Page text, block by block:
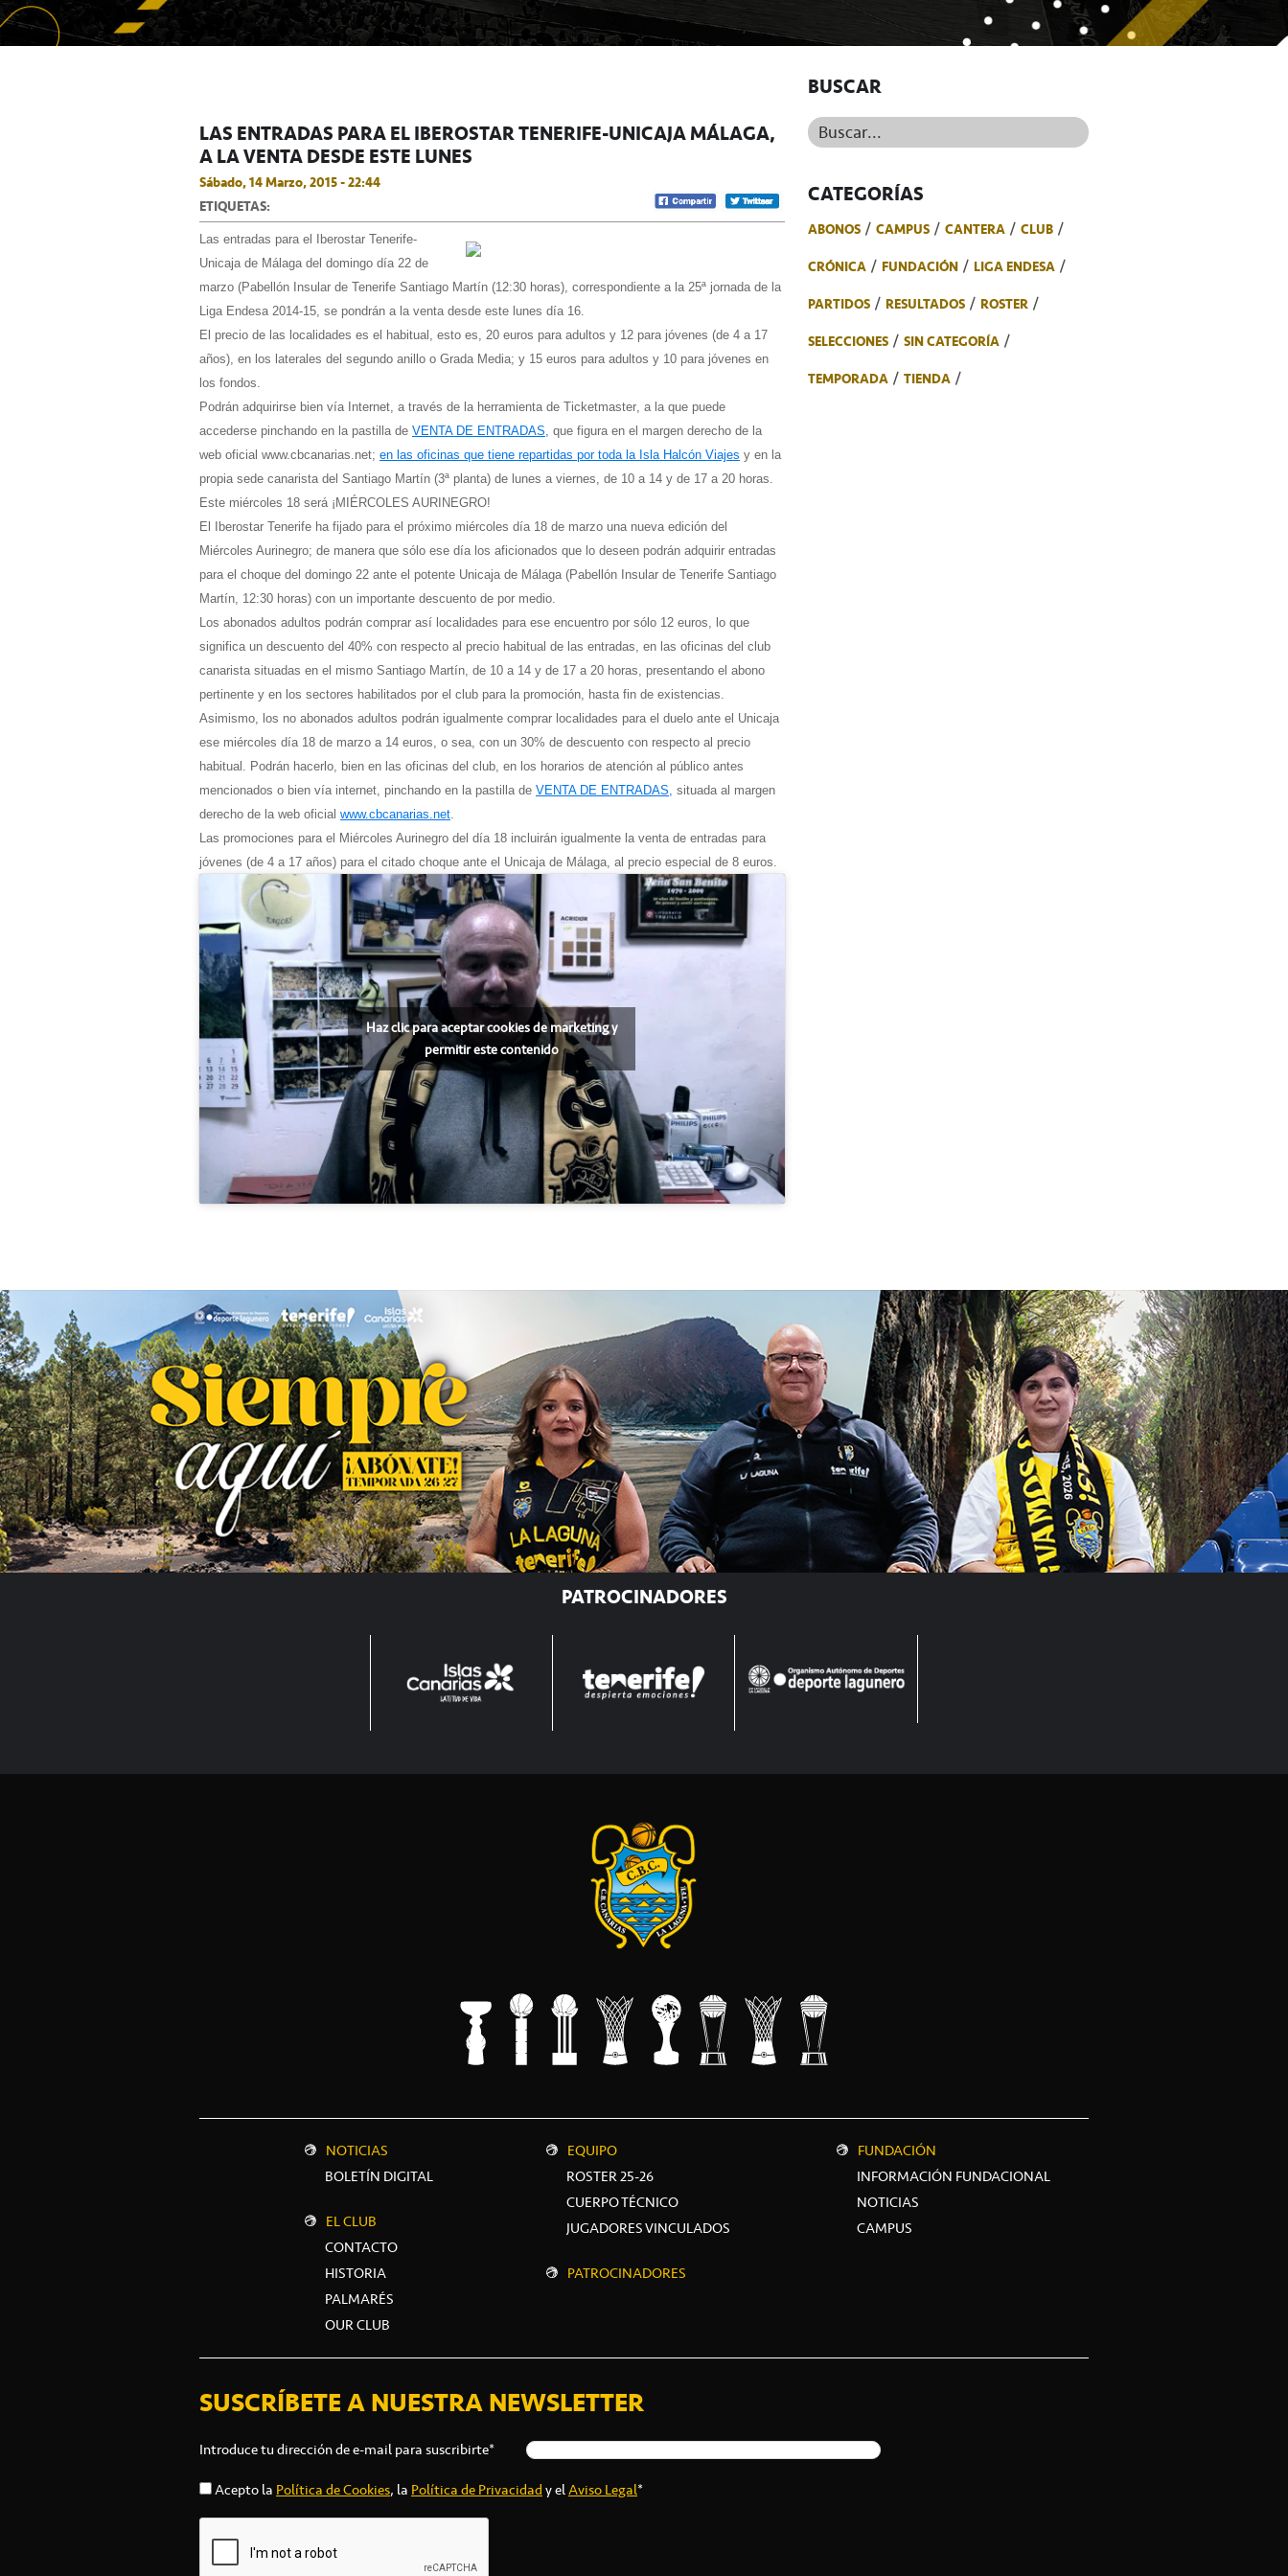
LAS ENTRADAS PARA EL IBEROSTAR TENERIFE-UNICAJA MÁLAGA,
A LA VENTA DESDE ESTE LUNES
Sábado, 14 Marzo, 2015 - 22:44
ETIQUETAS:
Las entradas para el Iberostar Tenerife-
Unicaja de Málaga del domingo día 22 de
marzo (Pabellón Insular de Tenerife Santiago Martín (12:30 horas), correspondiente a la 25ª jornada de la
Liga Endesa 2014-15, se pondrán a la venta desde este lunes día 16.
El precio de las localidades es el habitual, esto es, 20 euros para adultos y 12 para jóvenes (de 4 a 17
años), en los laterales del segundo anillo o Grada Media; y 15 euros para adultos y 10 para jóvenes en
los fondos.
Podrán adquirirse bien vía Internet, a través de la herramienta de Ticketmaster, a la que puede
accederse pinchando en la pastilla de VENTA DE ENTRADAS, que figura en el margen derecho de la
web oficial www.cbcanarias.net; en las oficinas que tiene repartidas por toda la Isla Halcón Viajes y en la
propia sede canarista del Santiago Martín (3ª planta) de lunes a viernes, de 10 a 14 y de 17 a 20 horas.
Este miércoles 18 será ¡MIÉRCOLES AURINEGRO!
El Iberostar Tenerife ha fijado para el próximo miércoles día 18 de marzo una nueva edición del
Miércoles Aurinegro; de manera que sólo ese día los aficionados que lo deseen podrán adquirir entradas
para el choque del domingo 22 ante el potente Unicaja de Málaga (Pabellón Insular de Tenerife Santiago
Martín, 12:30 horas) con un importante descuento de por medio.
Los abonados adultos podrán comprar así localidades para ese encuentro por sólo 12 euros, lo que
significa un descuento del 40% con respecto al precio habitual de las entradas, en las oficinas del club
canarista situadas en el mismo Santiago Martín, de 10 a 14 y de 17 a 20 horas, presentando el abono
pertinente y en los sectores habilitados por el club para la promoción, hasta fin de existencias.
Asimismo, los no abonados adultos podrán igualmente comprar localidades para el duelo ante el Unicaja
ese miércoles día 18 de marzo a 14 euros, o sea, con un 30% de descuento con respecto al precio
habitual. Podrán hacerlo, bien en las oficinas del club, en los horarios de atención al público antes
mencionados o bien vía internet, pinchando en la pastilla de VENTA DE ENTRADAS, situada al margen
derecho de la web oficial www.cbcanarias.net.
Las promociones para el Miércoles Aurinegro del día 18 incluirán igualmente la venta de entradas para
jóvenes (de 4 a 17 años) para el citado choque ante el Unicaja de Málaga, al precio especial de 8 euros.
Haz clic para aceptar cookies de marketing y
permitir este contenido
BUSCAR
Buscar...
CATEGORÍAS
ABONOS CAMPUS CANTERA
CLUB
CRÓNICA
FUNDACIÓN
LIGA ENDESA
PARTIDOS
RESULTADOS
ROSTER
SELECCIONES
SIN CATEGORÍA
TEMPORADA
TIENDA
PATROCINADORES
NOTICIAS
BOLETÍN DIGITAL
EL CLUB
CONTACTO
HISTORIA
PALMARÉS
OUR CLUB
EQUIPO
ROSTER 25-26
CUERPO TÉCNICO
JUGADORES VINCULADOS
PATROCINADORES
FUNDACIÓN
INFORMACIÓN FUNDACIONAL
NOTICIAS
CAMPUS
SUSCRÍBETE A NUESTRA NEWSLETTER
Introduce tu dirección de e-mail para suscribirte*
Acepto laPolítica de Cookies, laPolítica de Privacidady elAviso Legal*